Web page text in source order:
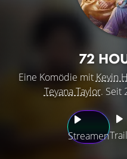
72
Eine Komödie mit Kevin
Teyana Taylor. Seit
Streamen